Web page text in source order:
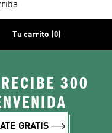
Tu carrito (0)
300
GRATIS